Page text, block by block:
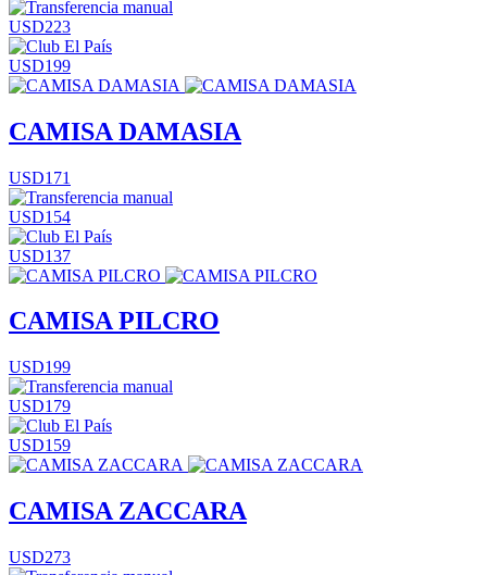
USD223
USD199
CAMISA DAMASIA
USD171
USD154
USD137
CAMISA PILCRO
USD199
USD179
USD159
CAMISA ZACCARA
USD273